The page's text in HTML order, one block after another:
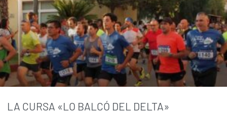
LA CURSA «LO BALCÓ DEL DELTA»